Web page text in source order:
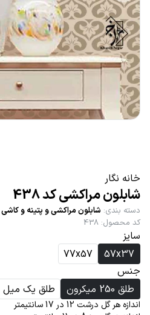
خانه نگار
شابلون مراکشی کد 438
دسته بندی: شابلون مراکشی و پتینه و کاشی
کد محصول:
438
سایز
57x37
77x57
جنس
طلق 250 میکرون
طلق یک میل
اندازه هر گل درشت 12 در 17 سانتیمتر